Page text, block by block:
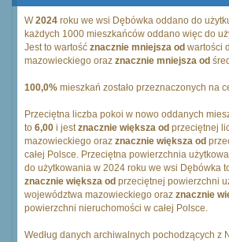
W2024 roku we wsi Dębówka oddano do
każdych 1000 mieszkańców oddano więc do
Jest to wartość znacznie mniejsza od wartości
mazowieckiego oraz znacznie mniejsza od
100,0% mieszkań zostało przeznaczonych na
Przeciętna liczba pokoi w nowo oddanych
to 6,00 i jestznacznie większa od przeciętnej
mazowieckiego oraz znacznie większa od
całej Polsce. Przeciętna powierzchnia
do użytkowania w 2024 roku we wsi Dębówka
znacznie większa od przeciętnej powierzchni
województwa mazowieckiego oraz znacznie
powierzchni nieruchomości w całej Polsce.
Według danych archiwalnych pochodzących z